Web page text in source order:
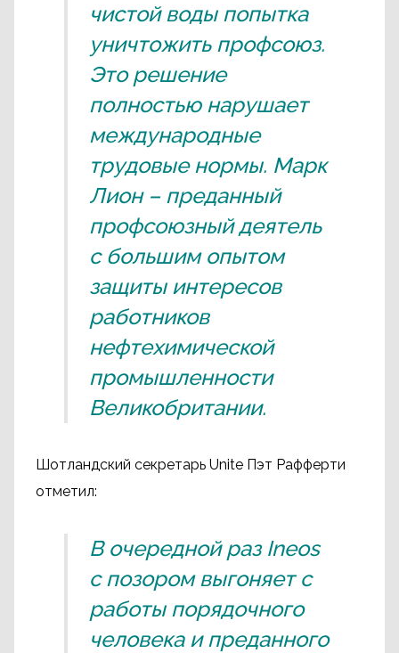
чистой воды попытка
уничтожить профсоюз.
Это решение
полностью нарушает
международные
трудовые нормы. Марк
Лион – преданный
профсоюзный деятель
с большим опытом
защиты интересов
работников
нефтехимической
промышленности
Великобритании.
Шотландский секретарь Unite Пэт Рафферти
отметил:
В очередной раз Ineos
с позором выгоняет с
работы порядочного
человека и преданного